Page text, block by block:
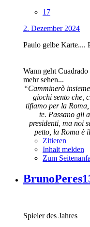
17
2. Dezember 2024
Paulo gelbe Karte....
Wann geht
mehr sehen...
“Camminerò
giochi sento che,
tifiamo per la
te. Passano gli
presidenti, ma noi
petto, la Roma è
Zitieren
Inhalt melden
Zum
Spieler des Jahres